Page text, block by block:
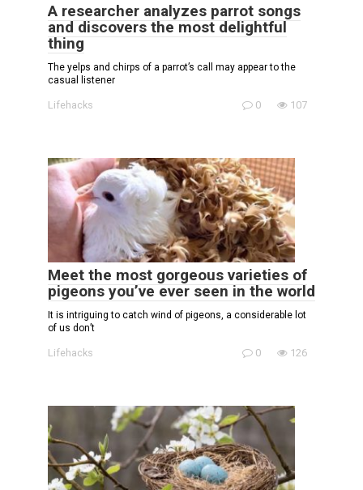
A researcher analyzes parrot songs
and discovers the most delightful
thing
The yelps and chirps of a parrot’s call may appear to the
casual listener
Lifehacks 0 107
Meet the most gorgeous varieties of
pigeons you’ve ever seen in the world
It is intriguing to catch wind of pigeons, a considerable lot
of us don’t
Lifehacks 0 126